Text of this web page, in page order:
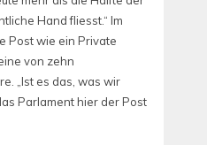
Hand fliesst.“ Im
Post wie ein Private
von zehn
„Ist es das, was wir
Parlament hier der Post